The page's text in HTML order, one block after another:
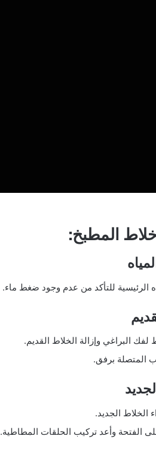
المطبخ:
الرئيسية للتأكد من عدم وجود ضغط ماء.
البراغي وإزالة الخلاط القديم.
المتصلة برفق.
الخلاط الجديد.
الفتحة وأعد تركيب الحلقات المطاطية.